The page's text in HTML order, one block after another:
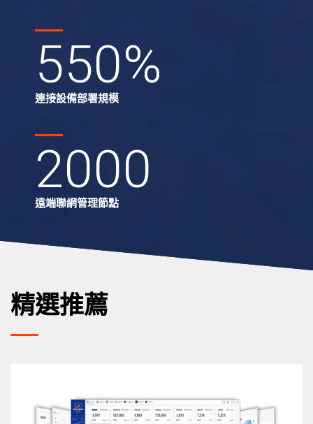
550%
連接設備部署規模
2000
遠端聯網管理節點
精選推薦